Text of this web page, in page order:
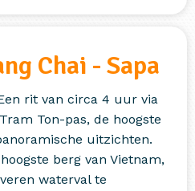
Chai - Sapa
rit van circa 4 uur via
Ton-pas, de hoogste
uitzichten.
berg van Vietnam,
waterval te